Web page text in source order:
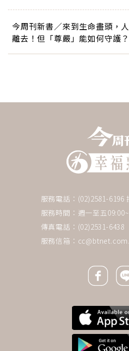
今周刊新書／來到生命盡頭，
離去！但「尊嚴」能如何守護？
服務電話：(02)2581-6196
服務時間：週一至五
傳真電話：(02)2531-6438
服務信箱：
Facebook